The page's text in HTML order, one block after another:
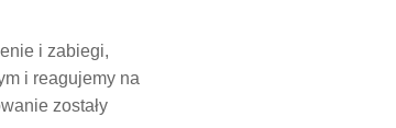
i zabiegi,
i reagujemy na
zostały